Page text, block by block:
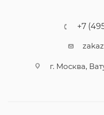
+7
г. Москва,